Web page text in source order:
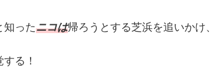
知ったニコは帰ろうとする芝浜を追いかけ、
る！